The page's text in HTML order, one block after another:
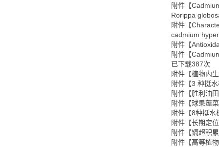
附件【
Rorippa
附件【
cadmium
附件【
附件【
已下载387次
附件【植物内
附件【3 种挺
附件【胜利油
附件【球果蔊
附件【8种挺水
附件【长期定
附件【镉超积
附件【高等植